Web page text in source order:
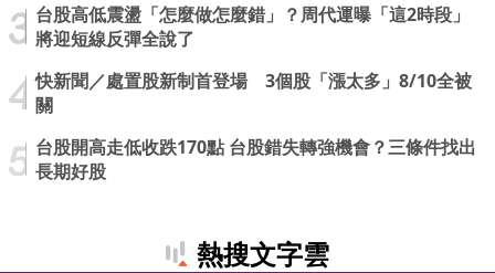
台股高低震盪「怎麼做怎麼錯」？周代運曝「這2時段」
將迎短線反彈全說了
快新聞／處置股新制首登場 3個股「漲太多」8/10全被
關
台股開高走低收跌170點 台股錯失轉強機會？三條件找出
長期好股
熱搜文字雲